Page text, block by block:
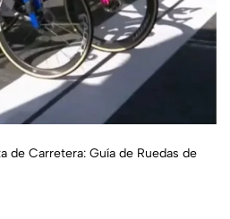
de Carretera: Guía de Ruedas de